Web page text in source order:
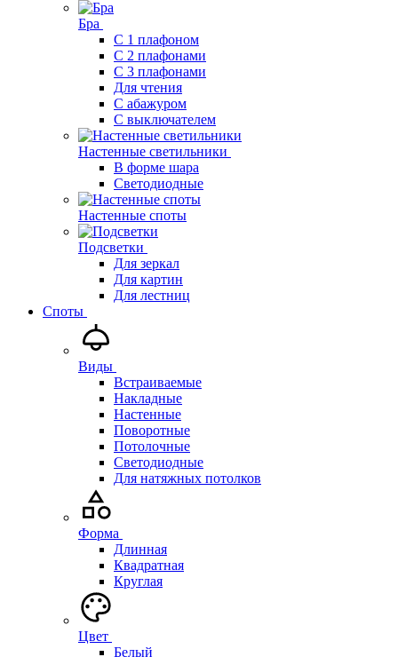
Бра
С 1 плафоном
С 2 плафонами
С 3 плафонами
Для чтения
С абажуром
С выключателем
Настенные светильники
В форме шара
Светодиодные
Настенные споты
Подсветки
Для зеркал
Для картин
Для лестниц
Споты
Виды
Встраиваемые
Накладные
Настенные
Поворотные
Потолочные
Светодиодные
Для натяжных потолков
Форма
Длинная
Квадратная
Круглая
Цвет
Белый